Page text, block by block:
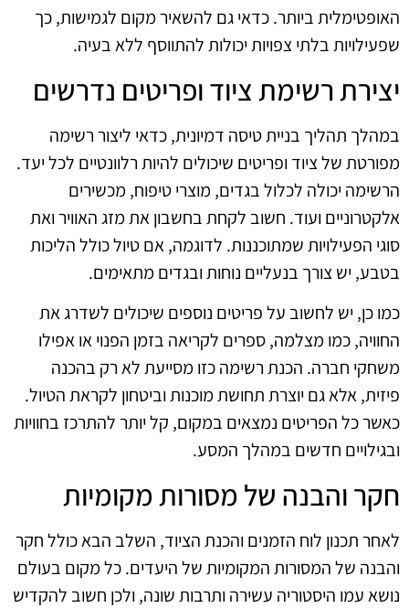
האופטימלית ביותר. כדאי גם להשאיר מקום לגמישות, כך
שפעילויות בלתי צפויות יכולות להתווסף ללא בעיה.
יצירת רשימת ציוד ופריטים נדרשים
במהלך תהליך בניית טיסה דמיונית, כדאי ליצור רשימה
מפורטת של ציוד ופריטים שיכולים להיות רלוונטיים לכל יעד.
הרשימה יכולה לכלול בגדים, מוצרי טיפוח, מכשירים
אלקטרוניים ועוד. חשוב לקחת בחשבון את מזג האוויר ואת
סוגי הפעילויות שמתוכננות. לדוגמה, אם טיול כולל הליכות
בטבע, יש צורך בנעליים נוחות ובגדים מתאימים.
כמו כן, יש לחשוב על פריטים נוספים שיכולים לשדרג את
החוויה, כמו מצלמה, ספרים לקריאה בזמן הפנוי או אפילו
משחקי חברה. הכנת רשימה כזו מסייעת לא רק בהכנה
פיזית, אלא גם יוצרת תחושת מוכנות וביטחון לקראת הטיול.
כאשר כל הפריטים נמצאים במקום, קל יותר להתרכז בחוויות
ובגילויים חדשים במהלך המסע.
חקר והבנה של מסורות מקומיות
לאחר תכנון לוח הזמנים והכנת הציוד, השלב הבא כולל חקר
והבנה של המסורות המקומיות של היעדים. כל מקום בעולם
נושא עמו היסטוריה עשירה ותרבות שונה, ולכן חשוב להקדיש